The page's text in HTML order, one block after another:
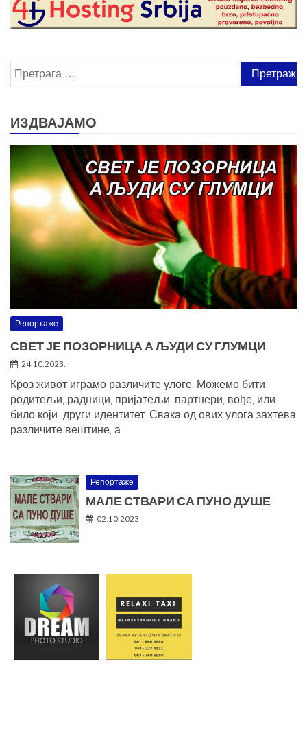
Претрага
за:
ИЗДВАЈАМО
Репортаже
СВЕТ ЈЕ ПОЗОРНИЦА А ЉУДИ СУ ГЛУМЦИ
24.10.2023.
Кроз живот играмо различите улоге. Можемо бити
родитељи, радници, пријатељи, партнери, вође, или
било који други идентитет. Свака од ових улога захтева
различите вештине, а
Репортаже
МАЛЕ СТВАРИ СА ПУНО ДУШЕ
02.10.2023.